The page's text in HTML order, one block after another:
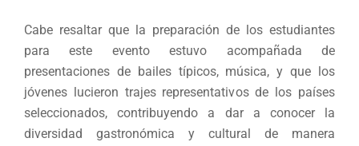
Cabe resaltar que la preparación de los estudiantes
para este evento estuvo acompañada de
presentaciones de bailes típicos, música, y que los
jóvenes lucieron trajes representativos de los países
seleccionados, contribuyendo a dar a conocer la
diversidad gastronómica y cultural de manera